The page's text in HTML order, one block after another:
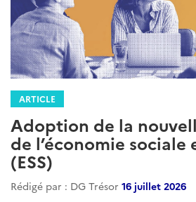
ARTICLE
Adoption de la
de l’économie sociale
(ESS)
Rédigé par : DG Trésor 16 juillet 2026